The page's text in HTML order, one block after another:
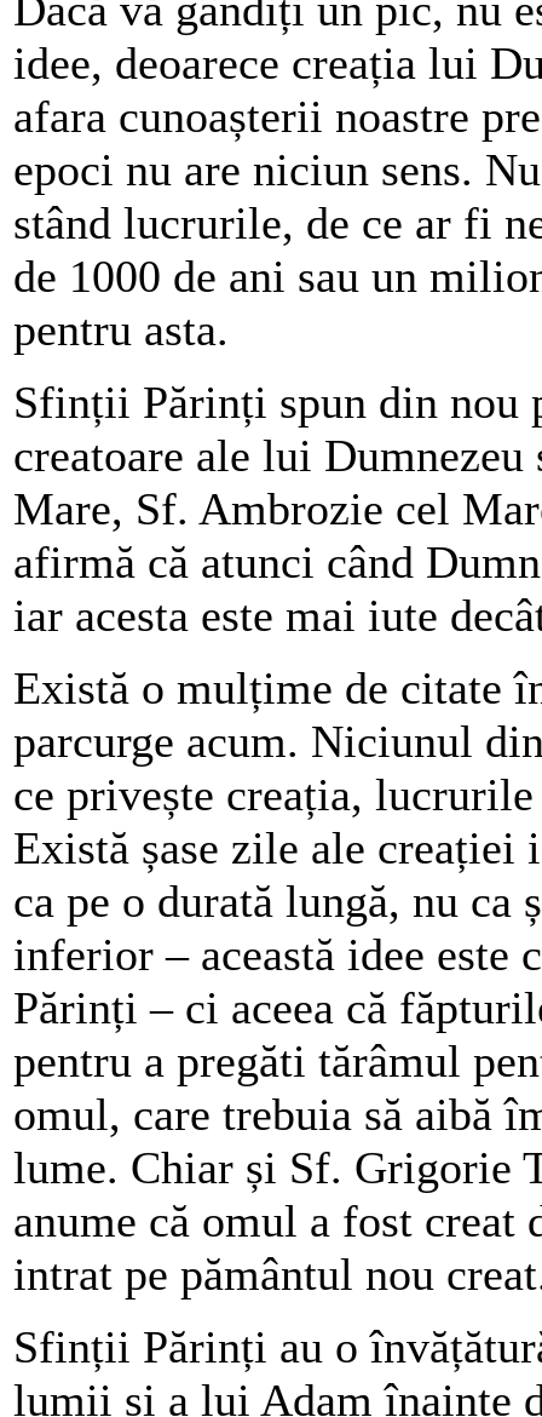
idee, deoarece creația lui
afara cunoașterii noastre
epoci nu are niciun sens.
stând lucrurile, de ce ar fi
de 1000 de ani sau un
pentru asta.
Sfinții Părinți spun din nou
creatoare ale lui
Mare, Sf. Ambrozie cel
afirmă că atunci când
iar acesta este mai iute
Există o mulțime de citate
parcurge acum. Niciunul
ce privește creația,
Există șase zile ale
ca pe o durată lungă, nu
inferior – această idee
Părinți – ci aceea că
pentru a pregăti tărâmul
omul, care trebuia să aibă
lume. Chiar și Sf. Grigorie
anume că omul a fost creat
intrat pe pământul nou
Sfinții Părinți au o
lumii și a lui Adam înainte